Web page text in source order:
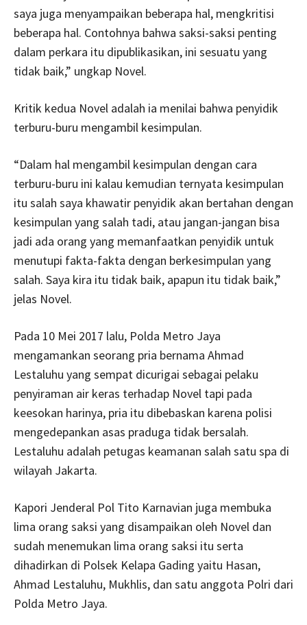
saya juga menyampaikan beberapa hal, mengkritisi
beberapa hal. Contohnya bahwa saksi-saksi penting
dalam perkara itu dipublikasikan, ini sesuatu yang
tidak baik,” ungkap Novel.
Kritik kedua Novel adalah ia menilai bahwa penyidik
terburu-buru mengambil kesimpulan.
“Dalam hal mengambil kesimpulan dengan cara
terburu-buru ini kalau kemudian ternyata kesimpulan
itu salah saya khawatir penyidik akan bertahan dengan
kesimpulan yang salah tadi, atau jangan-jangan bisa
jadi ada orang yang memanfaatkan penyidik untuk
menutupi fakta-fakta dengan berkesimpulan yang
salah. Saya kira itu tidak baik, apapun itu tidak baik,”
jelas Novel.
Pada 10 Mei 2017 lalu, Polda Metro Jaya
mengamankan seorang pria bernama Ahmad
Lestaluhu yang sempat dicurigai sebagai pelaku
penyiraman air keras terhadap Novel tapi pada
keesokan harinya, pria itu dibebaskan karena polisi
mengedepankan asas praduga tidak bersalah.
Lestaluhu adalah petugas keamanan salah satu spa di
wilayah Jakarta.
Kapori Jenderal Pol Tito Karnavian juga membuka
lima orang saksi yang disampaikan oleh Novel dan
sudah menemukan lima orang saksi itu serta
dihadirkan di Polsek Kelapa Gading yaitu Hasan,
Ahmad Lestaluhu, Mukhlis, dan satu anggota Polri dari
Polda Metro Jaya.